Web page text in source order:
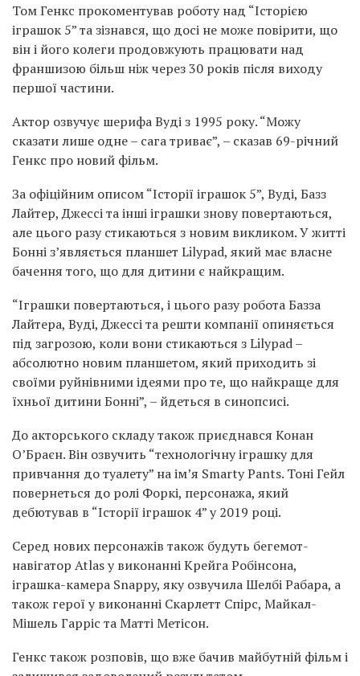
Том Генкс прокоментував роботу над “Історією
іграшок 5” та зізнався, що досі не може повірити, що
він і його колеги продовжують працювати над
франшизою більш ніж через 30 років після виходу
першої частини.
Актор озвучує шерифа Вуді з 1995 року. “Можу
сказати лише одне – сага триває”, – сказав 69-річний
Генкс про новий фільм.
За офіційним описом “Історії іграшок 5”, Вуді, Базз
Лайтер, Джессі та інші іграшки знову повертаються,
але цього разу стикаються з новим викликом. У житті
Бонні з’являється планшет Lilypad, який має власне
бачення того, що для дитини є найкращим.
“Іграшки повертаються, і цього разу робота Базза
Лайтера, Вуді, Джессі та решти компанії опиняється
під загрозою, коли вони стикаються з Lilypad –
абсолютно новим планшетом, який приходить зі
своїми руйнівними ідеями про те, що найкраще для
їхньої дитини Бонні”, – йдеться в синопсисі.
До акторського складу також приєднався Конан
О’Браєн. Він озвучить “технологічну іграшку для
привчання до туалету” на ім’я Smarty Pants. Тоні Гейл
повернеться до ролі Форкі, персонажа, який
дебютував в “Історії іграшок 4” у 2019 році.
Серед нових персонажів також будуть бегемот-
навігатор Atlas у виконанні Крейга Робінсона,
іграшка-камера Snappy, яку озвучила Шелбі Рабара, а
також герої у виконанні Скарлетт Спірс, Майкал-
Мішель Гарріс та Матті Метісон.
Генкс також розповів, що вже бачив майбутній фільм і